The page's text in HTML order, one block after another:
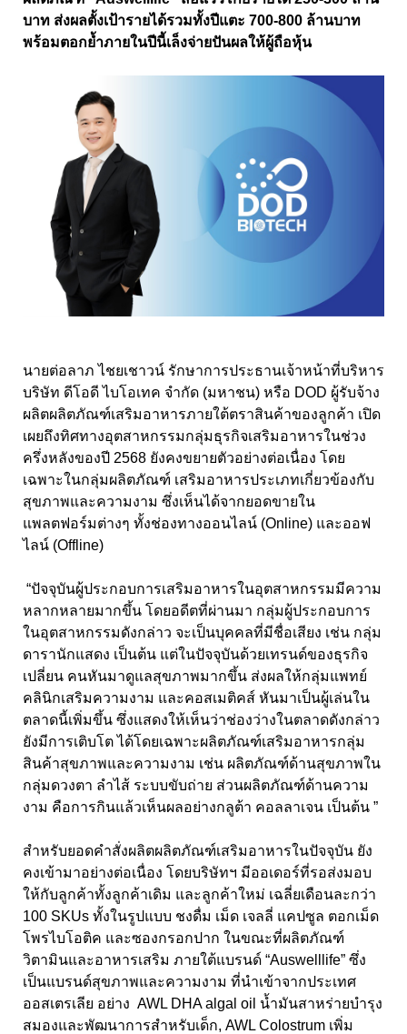
บาท ส่งผลตั้งเป้ารายได้รวมทั้งปีแตะ 700-800 ล้านบาท
พร้อมตอกย้ำภายในปีนี้เล็งจ่ายปันผลให้ผู้ถือหุ้น
นายต่อลาภ ไชยเชาวน์ รักษาการประธานเจ้าหน้าที่บริหาร
บริษัท ดีโอดี ไบโอเทค จำกัด (มหาชน) หรือ DOD ผู้รับจ้าง
ผลิตผลิตภัณฑ์เสริมอาหารภายใต้ตราสินค้าของลูกค้า เปิด
เผยถึงทิศทางอุตสาหกรรมกลุ่มธุรกิจเสริมอาหารในช่วง
ครึ่งหลังของปี 2568 ยังคงขยายตัวอย่างต่อเนื่อง โดย
เฉพาะในกลุ่มผลิตภัณฑ์ เสริมอาหารประเภทเกี่ยวข้องกับ
สุขภาพและความงาม ซึ่งเห็นได้จากยอดขายใน
แพลตฟอร์มต่างๆ ทั้งช่องทางออนไลน์ (Online) และออฟ
ไลน์ (Offline)
“ปัจจุบันผู้ประกอบการเสริมอาหารในอุตสาหกรรมมีความ
หลากหลายมากขึ้น โดยอดีตที่ผ่านมา กลุ่มผู้ประกอบการ
ในอุตสาหกรรมดังกล่าว จะเป็นบุคคลที่มีชื่อเสียง เช่น กลุ่ม
ดารานักแสดง เป็นต้น แต่ในปัจจุบันด้วยเทรนด์ของธุรกิจ
เปลี่ยน คนหันมาดูแลสุขภาพมากขึ้น ส่งผลให้กลุ่มแพทย์
คลินิกเสริมความงาม และคอสเมติคส์ หันมาเป็นผู้เล่นใน
ตลาดนี้เพิ่มขึ้น ซึ่งแสดงให้เห็นว่าช่องว่างในตลาดดังกล่าว
ยังมีการเติบโต ได้โดยเฉพาะผลิตภัณฑ์เสริมอาหารกลุ่ม
สินค้าสุขภาพและความงาม เช่น ผลิตภัณฑ์ด้านสุขภาพใน
กลุ่มดวงตา ลำไส้ ระบบขับถ่าย ส่วนผลิตภัณฑ์ด้านความ
งาม คือการกินแล้วเห็นผลอย่างกลูต้า คอลลาเจน เป็นต้น ”
สำหรับยอดคำสั่งผลิตผลิตภัณฑ์เสริมอาหารในปัจจุบัน ยัง
คงเข้ามาอย่างต่อเนื่อง โดยบริษัทฯ มีออเดอร์ที่รอส่งมอบ
ให้กับลูกค้าทั้งลูกค้าเดิม และลูกค้าใหม่ เฉลี่ยเดือนละกว่า
100 SKUs ทั้งในรูปแบบ ชงดื่ม เม็ด เจลลี่ แคปซูล ตอกเม็ด
โพรไบโอติค และซองกรอกปาก ในขณะที่ผลิตภัณฑ์
วิตามินและอาหารเสริม ภายใต้แบรนด์ “Auswelllife” ซึ่ง
เป็นแบรนด์สุขภาพและความงาม ที่นำเข้าจากประเทศ
ออสเตรเลีย อย่าง AWL DHA algal oil น้ำมันสาหร่ายบำรุง
สมองและพัฒนาการสำหรับเด็ก, AWL Colostrum เพิ่ม